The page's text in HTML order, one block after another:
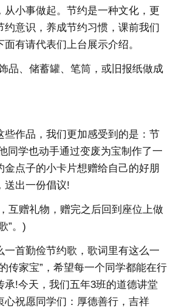
从小事做起。节约是一种文化，更
约意识，养成节约习惯，课前我们
有请代表们上台展示介绍。
品、储蓄罐、笔筒，或旧报纸做成
些作品，我们更加感受到的是：节
同学也动手通过变废为宝制作了一
金点子的小卡片想赠给自己的好朋
送出一份倡议!
互赠礼物，赠完之后回到座位上做
”。)
一首勤俭节约歌，歌词里有这么一
传家宝”，希望每一个同学都能在行
承!今天，我们五年3班的道德讲堂
心祝愿同学们：厚德善行，吉祥